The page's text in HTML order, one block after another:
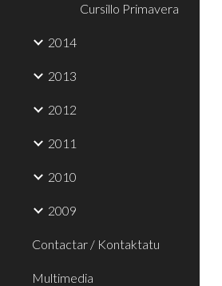
Cursillo Primavera
2014
2013
2012
2011
2010
2009
Contactar / Kontaktatu
Multimedia